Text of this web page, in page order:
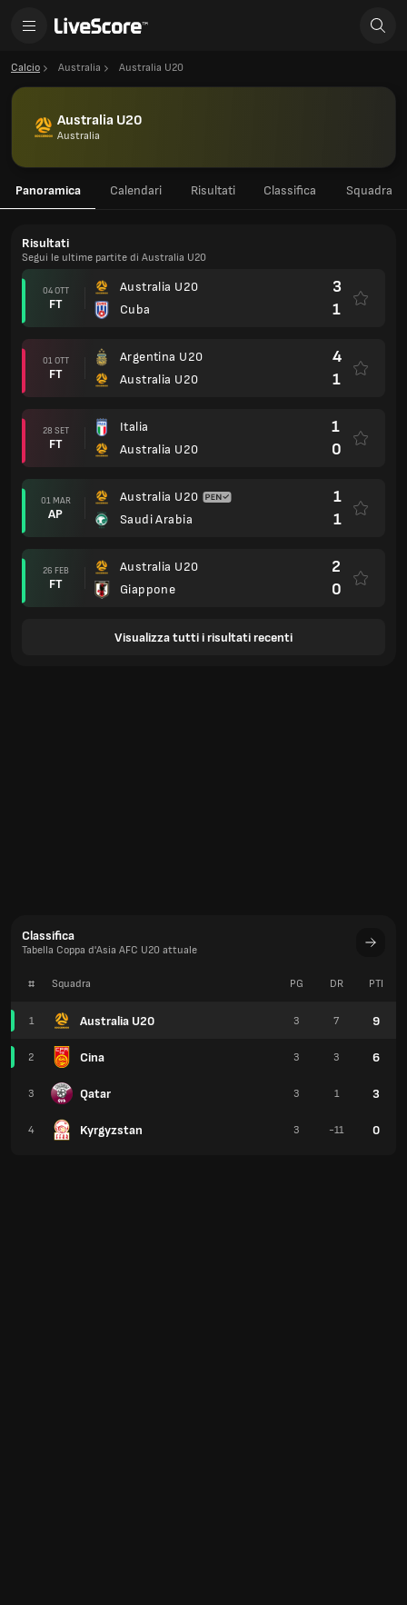
Calcio Australia Australia U20
Australia U20
Australia
Panoramica Calendari Risultati Classifica Squadra
Risultati
Segui le ultime partite di Australia U20
04 OTT
FT
Australia U20
Cuba
3
1
01 OTT
FT
Argentina U20
Australia U20
4
1
28 SET
FT
Italia
Australia U20
1
0
01 MAR
AP
Australia U20
Saudi Arabia
1
1
26 FEB
FT
Australia U20
Giappone
2
0
Visualizza tutti i risultati recenti
Classifica
Tabella Coppa d'Asia AFC U20 attuale
# Squadra
1 Australia U20
2 Cina
3 Qatar
4 Kyrgyzstan
PG DR PTI
3 7 9
3 3 6
3 1 3
3 -11 0